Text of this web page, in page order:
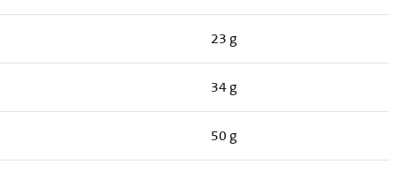
23 g
34 g
50 g